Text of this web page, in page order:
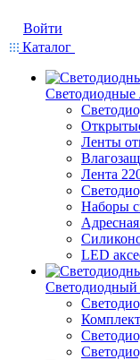
Войти
Каталог
Светодиодные
Ленты
Лента
Наборы
LED
Светодиодный